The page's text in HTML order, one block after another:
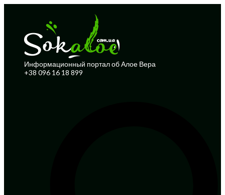
Информационный портал об Алое Вера
+38 096 16 18 899